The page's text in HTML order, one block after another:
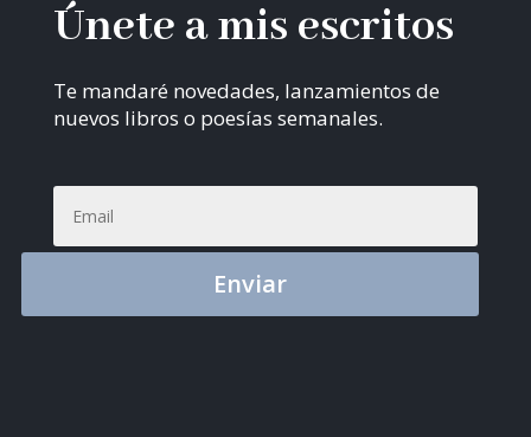
Únete a mis escritos
Te mandaré novedades, lanzamientos de
nuevos libros o poesías semanales.
Enviar